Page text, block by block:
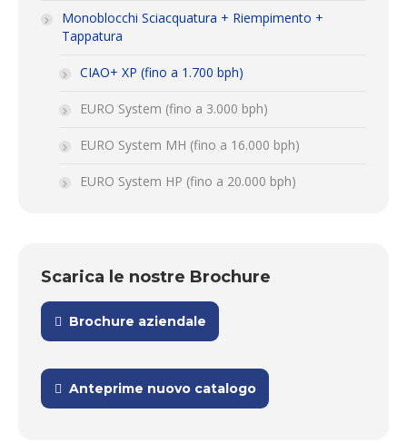
Monoblocchi Sciacquatura + Riempimento +
Tappatura
CIAO+ XP (fino a 1.700 bph)
EURO System (fino a 3.000 bph)
EURO System MH (fino a 16.000 bph)
EURO System HP (fino a 20.000 bph)
Scarica le nostre Brochure
Brochure aziendale
Anteprime nuovo catalogo